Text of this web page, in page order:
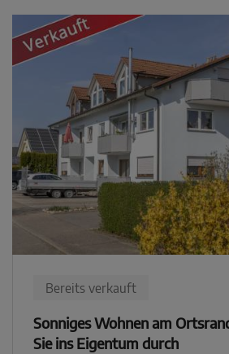
Bereits verkauft
Sonniges Wohnen am
Sie ins Eigentum durch